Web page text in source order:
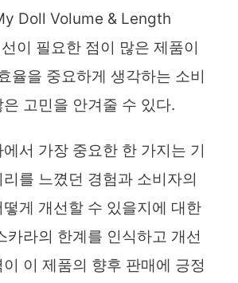
Doll Volume & Length
이 필요한 점이 많은 제품이
율을 중요하게 생각하는 소비
고민을 안겨줄 수 있다.
서 가장 중요한 한 가지는 기
를 느꼈던 경험과 소비자의
게 개선할 수 있을지에 대한
카라의 한계를 인식하고 개선
이 제품의 향후 판매에 긍정